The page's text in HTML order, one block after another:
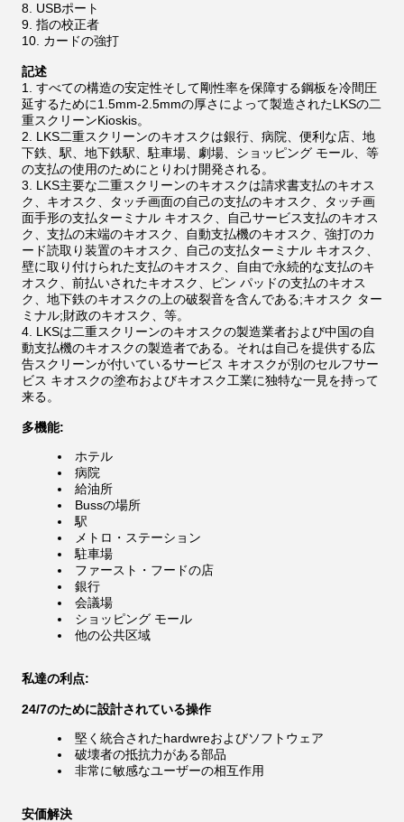
USBポート
指の校正者
カードの強打
記述
すべての構造の安定性そして剛性率を保障する鋼板を冷間圧
延するために1.5mm-2.5mmの厚さによって製造されたLKSの二
重スクリーンKioskis。
LKS二重スクリーンのキオスクは銀行、病院、便利な店、地
下鉄、駅、地下鉄駅、駐車場、劇場、ショッピング モール、等
の支払の使用のためにとりわけ開発される。
LKS主要な二重スクリーンのキオスクは請求書支払のキオス
ク、キオスク、タッチ画面の自己の支払のキオスク、タッチ画
面手形の支払ターミナル キオスク、自己サービス支払のキオス
ク、支払の末端のキオスク、自動支払機のキオスク、強打のカ
ード読取り装置のキオスク、自己の支払ターミナル キオスク、
壁に取り付けられた支払のキオスク、自由で永続的な支払のキ
オスク、前払いされたキオスク、ピン パッドの支払のキオス
ク、地下鉄のキオスクの上の破裂音を含んである;キオスク ター
ミナル;財政のキオスク、等。
LKSは二重スクリーンのキオスクの製造業者および中国の自
動支払機のキオスクの製造者である。それは自己を提供する広
告スクリーンが付いているサービス キオスクが別のセルフサー
ビス キオスクの塗布およびキオスク工業に独特な一見を持って
来る。
多機能:
ホテル
病院
給油所
Bussの場所
駅
メトロ・ステーション
駐車場
ファースト・フードの店
銀行
会議場
ショッピング モール
他の公共区域
私達の利点:
24/7のために設計されている操作
堅く統合されたhardwreおよびソフトウェア
破壊者の抵抗力がある部品
非常に敏感なユーザーの相互作用
安価解決